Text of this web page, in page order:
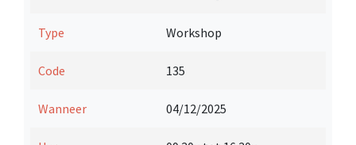
Type Workshop
Code 135
Wanneer 04/12/2025